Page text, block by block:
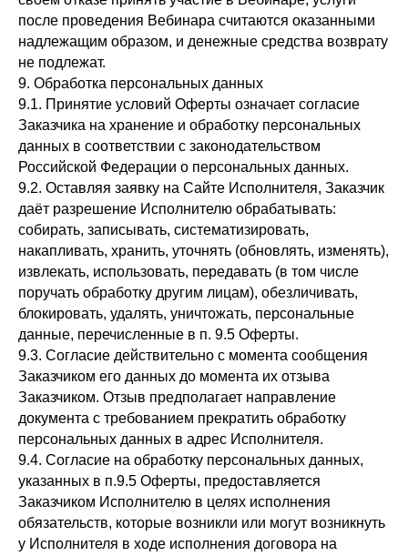
после проведения Вебинара считаются оказанными
надлежащим образом, и денежные средства возврату
не подлежат.
9. Обработка персональных данных
9.1. Принятие условий Оферты означает согласие
Заказчика на хранение и обработку персональных
данных в соответствии с законодательством
Российской Федерации о персональных данных.
9.2. Оставляя заявку на Сайте Исполнителя, Заказчик
даёт разрешение Исполнителю обрабатывать:
собирать, записывать, систематизировать,
накапливать, хранить, уточнять (обновлять, изменять),
извлекать, использовать, передавать (в том числе
поручать обработку другим лицам), обезличивать,
блокировать, удалять, уничтожать, персональные
данные, перечисленные в п. 9.5 Оферты.
9.3. Согласие действительно с момента сообщения
Заказчиком его данных до момента их отзыва
Заказчиком. Отзыв предполагает направление
документа с требованием прекратить обработку
персональных данных в адрес Исполнителя.
9.4. Согласие на обработку персональных данных,
указанных в п.9.5 Оферты, предоставляется
Заказчиком Исполнителю в целях исполнения
обязательств, которые возникли или могут возникнуть
у Исполнителя в ходе исполнения договора на